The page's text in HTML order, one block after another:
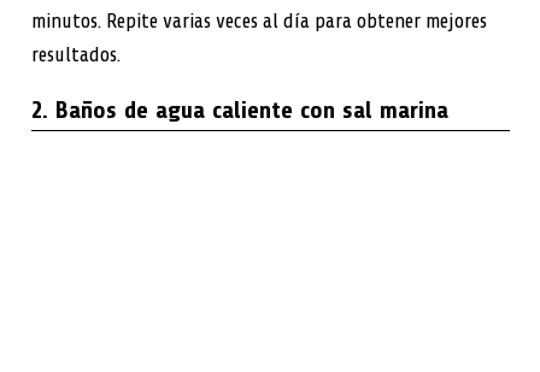
minutos. Repite varias veces al día para obtener mejores
resultados.
2. Baños de agua caliente con sal marina